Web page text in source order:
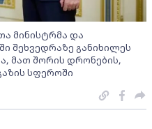
მინისტრმა და
შეხვედრაზე განიხილეს
მათ შორის დრონების,
სფეროში